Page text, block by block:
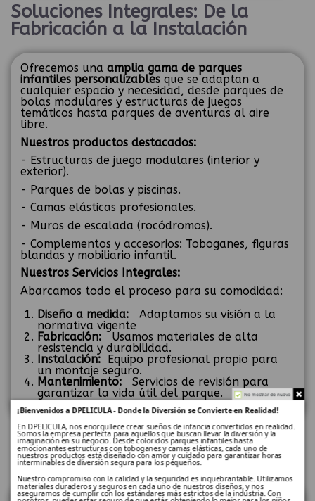
Soluciones Integrales: De la
Fabricación a la Instalación
Ofrecemos una amplia gama de parques
infantiles personalizables que se adaptan a
cualquier espacio y necesidad, desde parques de
bolas modulares y estructuras de juegos
temáticos hasta parques de aventuras al aire
libre.
Nuestros productos destacados:
- Estructuras de juego modulares (interior y
exterior).
- Parques de bolas y piscinas.
- Camas elásticas profesionales.
- Muros de escalada (rocódromos).
- Complementos y accesorios: Toboganes, figuras
blandas y mobiliario infantil.
Nuestros Servicios Integrales:
Abarcamos todo el proceso para su comodidad:
Diseño a medida: Adaptamos su visión a la
normativa vigente
Fabricación: Usamos materiales de alta
resistencia y durabilidad.
Instalación: Equipo profesional propio para
un montaje seguro.
Mantenimiento: Servicios de revisión para
garantizar la vida útil del parque.
Seguridad Certificada: Nuestra
Máxima Prioridad
En DPELICULA, la seguridad no es negociable.
No mostrar de nuevo
¡Bienvenidos a DPELICULA - Donde la Diversión se Convierte en Realidad!
En DPELICULA, nos enorgullece crear sueños de infancia convertidos en realidad.
Somos la empresa perfecta para aquellos que buscan llevar la diversión y la
imaginación en su negocio. Desde coloridos parques infantiles hasta
emocionantes estructuras con toboganes y camas elásticas, cada uno de
nuestros productos está diseñado con amor y cuidado para garantizar horas
interminables de diversión segura para los pequeños.
Nuestro compromiso con la calidad y la seguridad es inquebrantable. Utilizamos
materiales duraderos y seguros en cada uno de nuestros diseños, y nos
aseguramos de cumplir con los estándares más estrictos de la industria. Con